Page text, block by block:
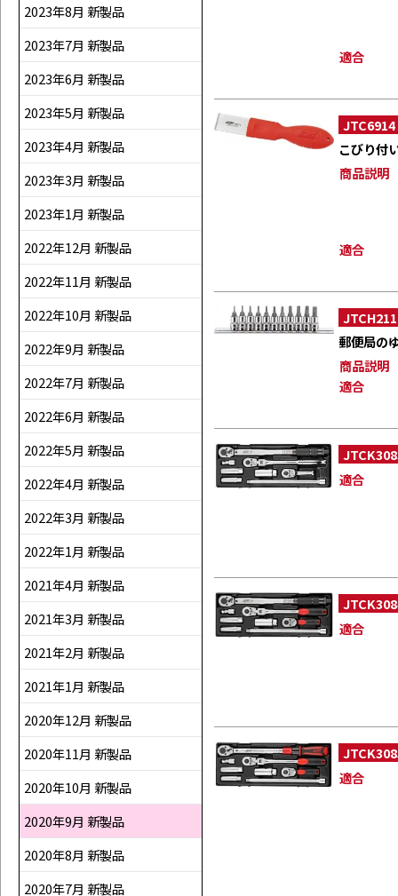
2023年8月 新製品
2023年7月 新製品
2023年6月 新製品
2023年5月 新製品
2023年4月 新製品
2023年3月 新製品
2023年1月 新製品
2022年12月 新製品
2022年11月 新製品
2022年10月 新製品
2022年9月 新製品
2022年7月 新製品
2022年6月 新製品
2022年5月 新製品
2022年4月 新製品
2022年3月 新製品
2022年1月 新製品
2021年4月 新製品
2021年3月 新製品
2021年2月 新製品
2021年1月 新製品
2020年12月 新製品
2020年11月 新製品
2020年10月 新製品
2020年9月 新製品
2020年8月 新製品
2020年7月 新製品
適合
JTC6914
こびり付
商品説明
適合
郵便局の
商品説明
適合
適合
適合
適合